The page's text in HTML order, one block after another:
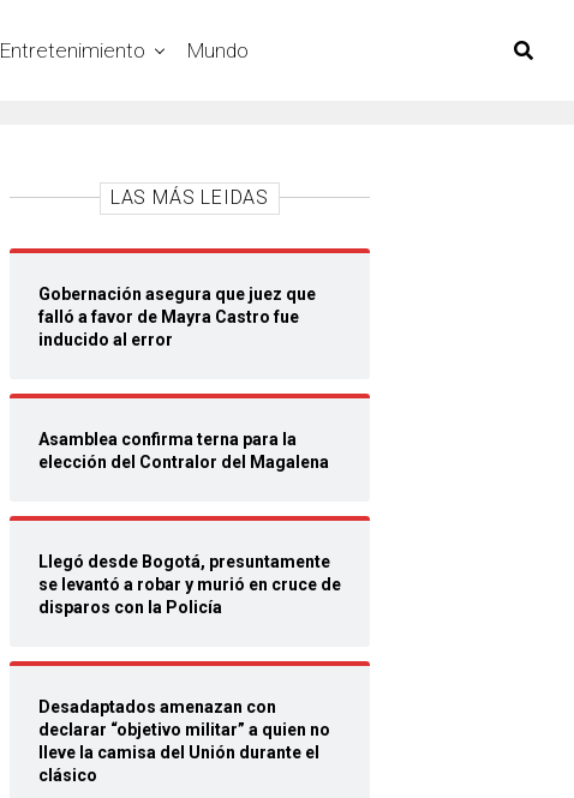
Entretenimiento Mundo
LAS MÁS LEIDAS
Gobernación asegura que juez que
falló a favor de Mayra Castro fue
inducido al error
Asamblea confirma terna para la
elección del Contralor del Magalena
Llegó desde Bogotá, presuntamente
se levantó a robar y murió en cruce de
disparos con la Policía
Desadaptados amenazan con
declarar “objetivo militar” a quien no
lleve la camisa del Unión durante el
clásico